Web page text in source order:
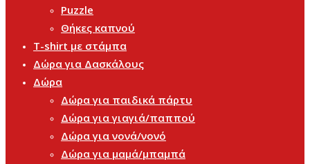
Puzzle
Θήκες καπνού
T-shirt με στάμπα
Δώρα για Δασκάλους
Δώρα
Δώρα για παιδικά πάρτυ
Δώρα για γιαγιά/παππού
Δώρα για νονά/νονό
Δώρα για μαμά/μπαμπά